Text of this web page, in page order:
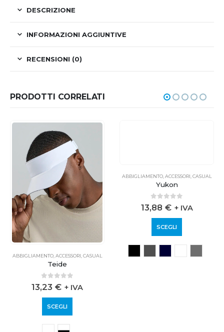
DESCRIZIONE
INFORMAZIONI AGGIUNTIVE
RECENSIONI (0)
PRODOTTI CORRELATI
ABBIGLIAMENTO, ACCESSORI CASUAL
Teide
0out of 5
13,23 € + IVA
SCEGLI
ABBIGLIAMENTO,ACCESSORI ,CASUAL